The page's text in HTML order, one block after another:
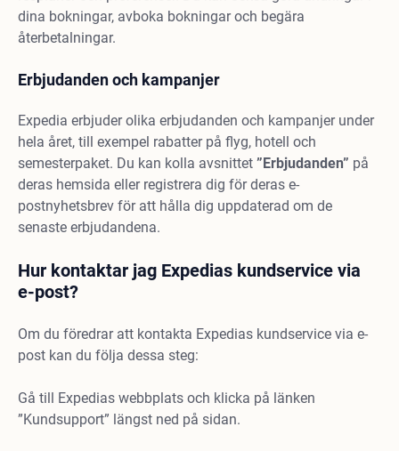
dina bokningar, avboka bokningar och begära
återbetalningar.
Erbjudanden och kampanjer
Expedia erbjuder olika erbjudanden och kampanjer under
hela året, till exempel rabatter på flyg, hotell och
semesterpaket. Du kan kolla avsnittet ”Erbjudanden” på
deras hemsida eller registrera dig för deras e-
postnyhetsbrev för att hålla dig uppdaterad om de
senaste erbjudandena.
Hur kontaktar jag Expedias kundservice via
e-post?
Om du föredrar att kontakta Expedias kundservice via e-
post kan du följa dessa steg:
Gå till Expedias webbplats och klicka på länken
”Kundsupport” längst ned på sidan.